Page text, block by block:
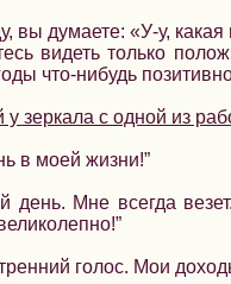
вы думаете: «У-у,
видеть только
что-нибудь
у зеркала с одной из
в моей жизни!”
день. Мне всегда
голос. Мои